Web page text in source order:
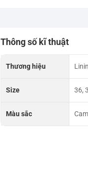
Thông số kĩ thuật
Thương hiệu
Size 36,
Màu sắc